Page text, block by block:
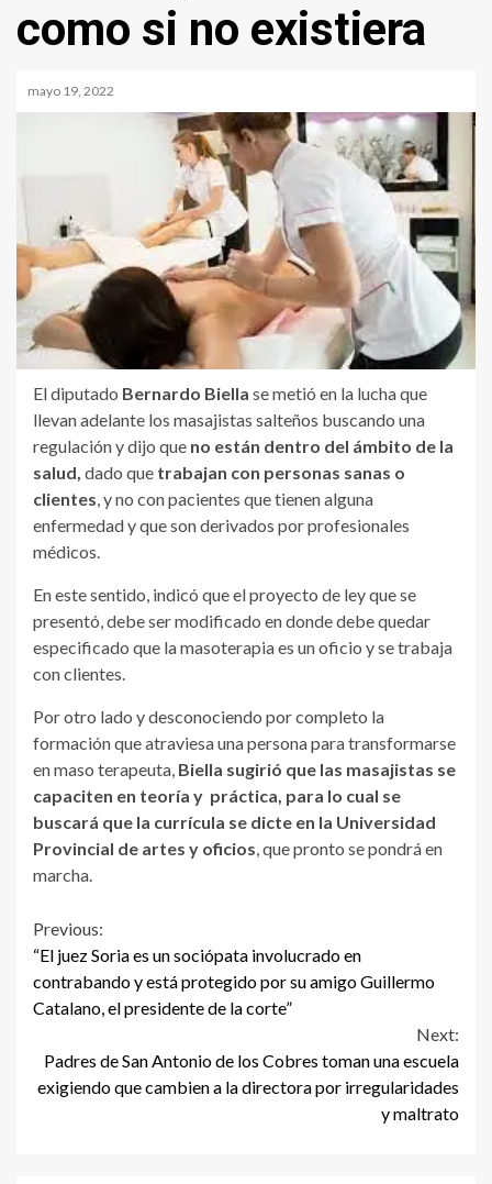
como si no existiera
mayo 19, 2022
El diputado Bernardo Biella se metió en la lucha que
llevan adelante los masajistas salteños buscando una
regulación y dijo que no están dentro del ámbito de la
salud, dado que trabajan con personas sanas o
clientes , y no con pacientes que tienen alguna
enfermedad y que son derivados por profesionales
médicos.
En este sentido, indicó que el proyecto de ley que se
presentó, debe ser modificado en donde debe quedar
especificado que la masoterapia es un oficio y se trabaja
con clientes.
Por otro lado y desconociendo por completo la
formación que atraviesa una persona para transformarse
en maso terapeuta, Biella sugirió que las masajistas se
capaciten en teoría y práctica, para lo cual se
buscará que la currícula se dicte en la Universidad
Provincial de artes y oficios , que pronto se pondrá en
marcha.
Continue
Reading
Previous:
“El juez Soria es un sociópata involucrado en
contrabando y está protegido por su amigo Guillermo
Catalano, el presidente de la corte”
Next:
Padres de San Antonio de los Cobres toman una escuela
exigiendo que cambien a la directora por irregularidades
y maltrato